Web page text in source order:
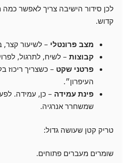
לכן סידור הישיבה צריך לאפשר
קדוש.
מצב פרונטלי – לשיעור קצר,
קבוצות – לשיח, לתרגול,
פרטני שקט – כשצריך ריכוז
העיפרון״.
פינת עמידה – כן, עמידה.
שמשחרר אנרגיה.
טריק קטן שעושה גדול:
שומרים מעברים פתוחים.